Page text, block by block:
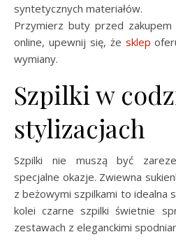
syntetycznych materiałów.
Przymierz buty przed
online, upewnij się, że sklep
wymiany.
Szpilki w
stylizacjach
Szpilki nie muszą być
specjalne okazje. Zwiewna
z beżowymi szpilkami to idealna
kolei czarne szpilki świetnie
zestawach z eleganckimi